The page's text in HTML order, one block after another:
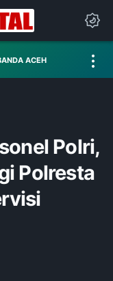
ACEH
Polri,
Polresta